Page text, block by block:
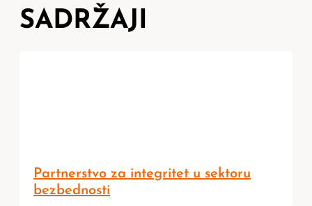
SADRŽAJI
Partnerstvo za integritet u sektoru
bezbednosti